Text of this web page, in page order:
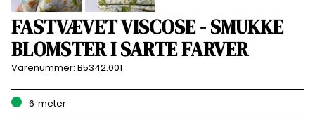
FASTVÆVET VISCOSE - SMUKKE
BLOMSTER I SARTE FARVER
Varenummer: B5342.001
6 meter